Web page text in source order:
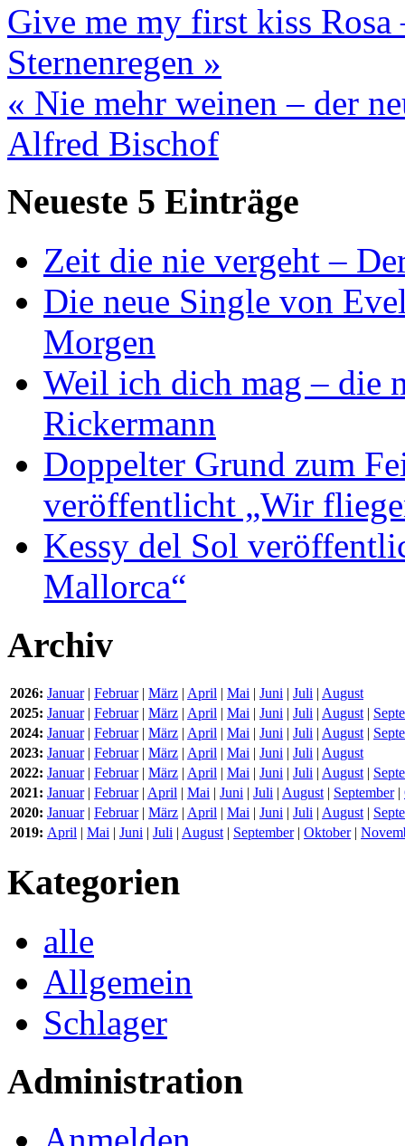
Give me my first kiss Rosa
Sternenregen »
« Nie mehr weinen – der
Alfred Bischof
Neueste 5 Einträge
Zeit die nie vergeht –
Die neue Single von
Morgen
Weil ich dich mag – die
Rickermann
Doppelter Grund zum
veröffentlicht „Wir
Kessy del Sol
Mallorca“
Archiv
2026: Januar| Februar| März | April | Mai | Juni | Juli | August
2025: Januar| Februar| März | April | Mai | Juni | Juli | August|
2024: Januar| Februar| März | April | Mai | Juni | Juli | August|
2023: Januar| Februar| März | April | Mai | Juni | Juli | August
2022: Januar| Februar| März | April | Mai | Juni | Juli | August|
2021: Januar| Februar| April | Mai | Juni | Juli | August| September|
2020: Januar| Februar| März | April | Mai | Juni | Juli | August|
2019: April | Mai | Juni | Juli | August| September| Oktober|
Kategorien
alle
Allgemein
Schlager
Administration